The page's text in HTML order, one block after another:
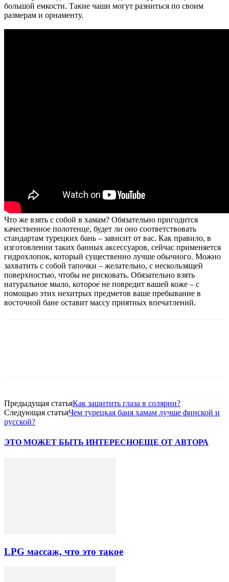
большой емкости. Такие чаши могут разниться по своим
размерам и орнаменту.
Что же взять с собой в хамам? Обязательно пригодится
качественное полотенце, будет ли оно соответствовать
стандартам турецких бань – зависит от вас. Как правило, в
изготовлении таких банных аксессуаров, сейчас применяется
гидрохлопок, который существенно лучше обычного. Можно
захватить с собой тапочки – желательно, с нескользящей
поверхностью, чтобы не рисковать. Обязательно взять
натуральное мыло, которое не повредит вашей коже – с
помощью этих нехитрых предметов ваше пребывание в
восточной бане оставит массу приятных впечатлений.
Предыдущая статьяКак защитить глаза в солярии?
Следующая статьяЧем турецкая баня хамам лучше финской и
русской?
ЭТО МОЖЕТ БЫТЬ ИНТЕРЕСНОЕЩЕ ОТ АВТОРА
LPG массаж, что это такое